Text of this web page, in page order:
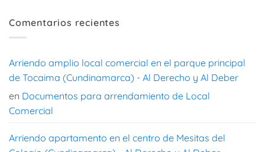
Comentarios recientes
Arriendo amplio local comercial en el parque principal
de Tocaima (Cundinamarca) - Al Derecho y Al Deber
en Documentos para arrendamiento de Local
Comercial
Arriendo apartamento en el centro de Mesitas del